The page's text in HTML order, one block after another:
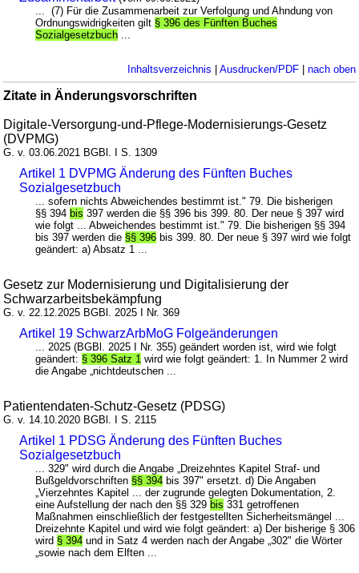
... (7) Für die Zusammenarbeit zur Verfolgung und Ahndung von
Ordnungswidrigkeiten gilt § 396 des Fünften Buches
Sozialgesetzbuch ...
Inhaltsverzeichnis Ausdrucken/PDF| nach oben
Zitate in Änderungsvorschriften
Digitale-Versorgung-und-Pflege-Modernisierungs-Gesetz
(DVPMG)
G. v. 03.06.2021 BGBl. I S. 1309
Artikel 1 DVPMG Änderung des Fünften Buches
Sozialgesetzbuch
... sofern nichts Abweichendes bestimmt ist." 79. Die bisherigen
§§ 394 bis 397 werden die §§ 396 bis 399. 80. Der neue § 397 wird
wie folgt ... Abweichendes bestimmt ist." 79. Die bisherigen §§ 394
bis 397 werden die §§ 396 bis 399. 80. Der neue § 397 wird wie folgt
geändert: a) Absatz 1 ...
Gesetz zur Modernisierung und Digitalisierung der
Schwarzarbeitsbekämpfung
G. v. 22.12.2025 BGBl. 2025 I Nr. 369
Artikel 19 SchwarzArbMoG Folgeänderungen
... 2025 (BGBl. 2025 I Nr. 355) geändert worden ist, wird wie folgt
geändert: § 396 Satz 1 wird wie folgt geändert: 1. In Nummer 2 wird
die Angabe „nichtdeutschen ...
Patientendaten-Schutz-Gesetz (PDSG)
G. v. 14.10.2020 BGBl. I S. 2115
Artikel 1 PDSG Änderung des Fünften Buches
Sozialgesetzbuch
... 329" wird durch die Angabe „Dreizehntes Kapitel Straf- und
Bußgeldvorschriften §§ 394 bis 397" ersetzt. d) Die Angaben
„Vierzehntes Kapitel ... der zugrunde gelegten Dokumentation, 2.
eine Aufstellung der nach den §§ 329 bis 331 getroffenen
Maßnahmen einschließlich der festgestellten Sicherheitsmängel ...
Dreizehnte Kapitel und wird wie folgt geändert: a) Der bisherige § 306
wird § 394 und in Satz 4 werden nach der Angabe „302" die Wörter
„sowie nach dem Elften ...